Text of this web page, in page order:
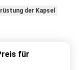
der Kapsel
für